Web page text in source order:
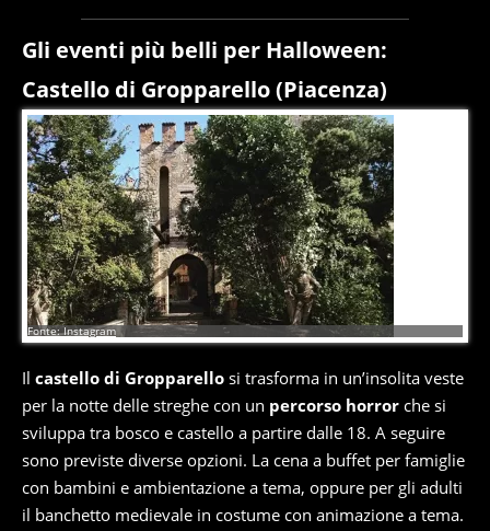
Gli eventi più belli per Halloween:
Castello di Gropparello (Piacenza)
Fonte: Instagram
Il castello di Gropparello si trasforma in un’insolita veste
per la notte delle streghe con un percorso horror che si
sviluppa tra bosco e castello a partire dalle 18. A seguire
sono previste diverse opzioni. La cena a buffet per famiglie
con bambini e ambientazione a tema, oppure per gli adulti
il banchetto medievale in costume con animazione a tema.